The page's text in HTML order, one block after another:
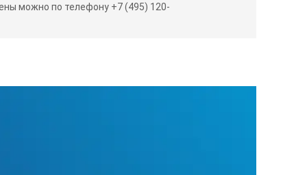
можно по телефону +7 (495) 120-